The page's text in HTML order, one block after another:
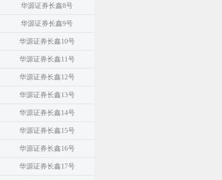
华源证券长鑫8号
华源证券长鑫9号
华源证券长鑫10号
华源证券长鑫11号
华源证券长鑫12号
华源证券长鑫13号
华源证券长鑫14号
华源证券长鑫15号
华源证券长鑫16号
华源证券长鑫17号